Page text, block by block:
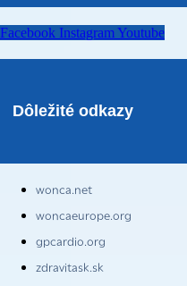
Facebook Instagram Youtube
Dôležité odkazy
wonca.net
woncaeurope.org
gpcardio.org
zdravitask.sk